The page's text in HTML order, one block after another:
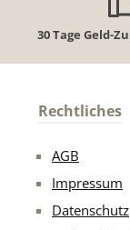
30 Tage Geld-
Rechtliches
AGB
Impressum
Datenschutz